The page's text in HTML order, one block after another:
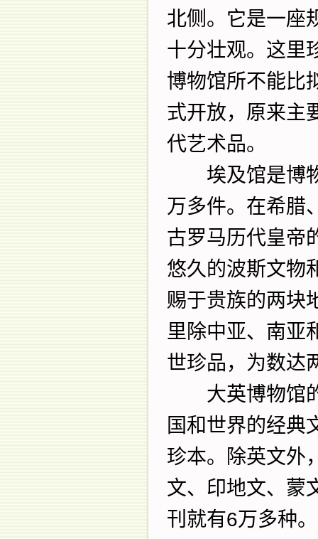
北侧。它是一座
十分壮观。这里
博物馆所不能比
式开放，原来主
代艺术品。
埃及馆是博物
万多件。在希腊
古罗马历代皇帝
悠久的波斯文物
赐于贵族的两块
里除中亚、南亚
世珍品，为数达
大英博物馆的
国和世界的经典
珍本。除英文外
文、印地文、蒙
刊就有6万多种。